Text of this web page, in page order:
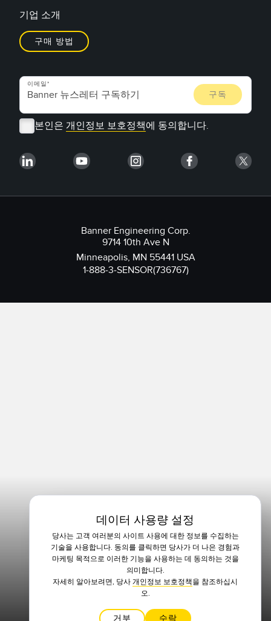
기업 소개
구매 방법
이메일
본인은 개인정보 보호정책에 동의합니다.
Banner Engineering Corp.
9714 10th Ave N
Minneapolis, MN 55441 USA
1-888-3-SENSOR(736767)
데이터 사용량 설정
당사는 고객 여러분의 사이트 사용에 대한 정보를 수집하는
기술을 사용합니다. 동의를 클릭하면 당사가 더 나은 경험과
마케팅 목적으로 이러한 기능을 사용하는 데 동의하는 것을
의미합니다.
자세히 알아보려면, 당사 개인정보 보호정책을 참조하십시
오.
거부 수락